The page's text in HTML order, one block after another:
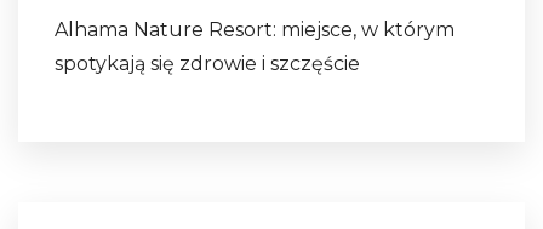
Alhama Nature Resort: miejsce, w którym
spotykają się zdrowie i szczęście